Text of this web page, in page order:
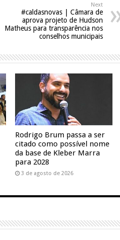
Next
#caldasnovas | Câmara de
aprova projeto de Hudson
Matheus para transparência nos
conselhos municipais
Rodrigo Brum passa a ser
citado como possível nome
da base de Kleber Marra
para 2028
3 de agosto de 2026